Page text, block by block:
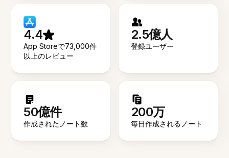
4.4
App Storeで73,000件
以上のレビュー
2.5億人
登録ユーザー
50億件
作成されたノート数
200万
毎日作成されるノート